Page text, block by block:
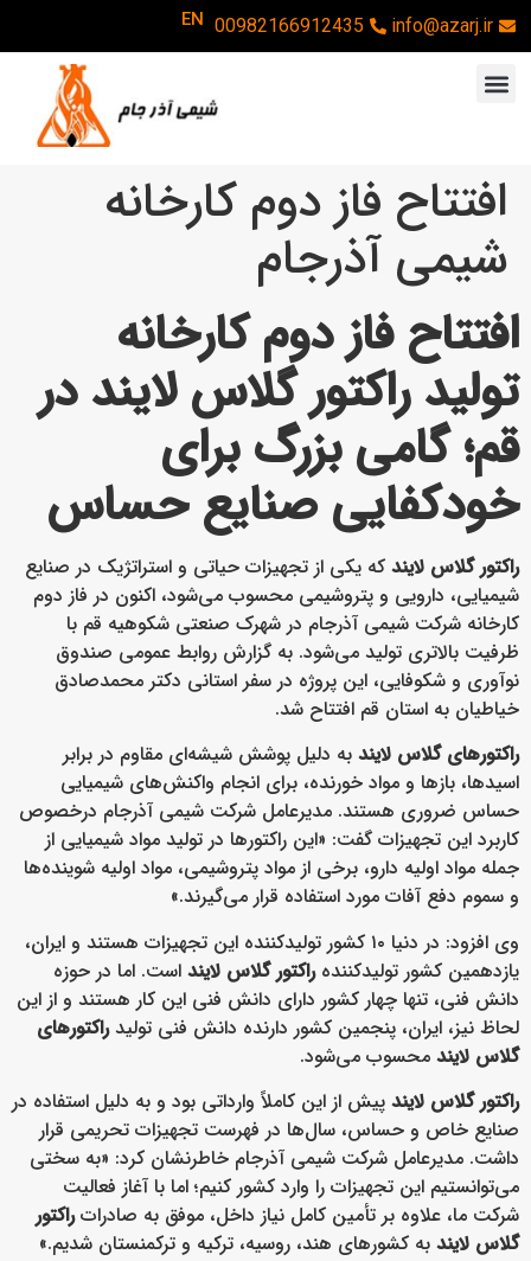
info@azarj.ir
00982166912435
EN
افتتاح فاز دوم کارخانه
شیمی آذرجام
افتتاح فاز دوم کارخانه
تولید راکتور گلاس لایند در
قم؛ گامی بزرگ برای
خودکفایی صنایع حساس
راکتور گلاس لایند که یکی از تجهیزات حیاتی و استراتژیک در صنایع
شیمیایی، دارویی و پتروشیمی محسوب می‌شود، اکنون در فاز دوم
کارخانه شرکت شیمی آذرجام در شهرک صنعتی شکوهیه قم با
ظرفیت بالاتری تولید می‌شود. به گزارش روابط عمومی صندوق
نوآوری و شکوفایی، این پروژه در سفر استانی دکتر محمدصادق
خیاطیان به استان قم افتتاح شد.
راکتورهای گلاس لایند به دلیل پوشش شیشه‌ای مقاوم در برابر
اسیدها، بازها و مواد خورنده، برای انجام واکنش‌های شیمیایی
حساس ضروری هستند. مدیرعامل شرکت شیمی آذرجام درخصوص
کاربرد این تجهیزات گفت: «این راکتورها در تولید مواد شیمیایی از
جمله مواد اولیه دارو، برخی از مواد پتروشیمی، مواد اولیه شوینده‌ها
و سموم دفع آفات مورد استفاده قرار می‌گیرند.»
وی افزود: در دنیا ۱۰ کشور تولیدکننده این تجهیزات هستند و ایران،
یازدهمین کشور تولیدکنندهراکتور گلاس لایند است. اما در حوزه
دانش فنی، تنها چهار کشور دارای دانش فنی این کار هستند و از این
لحاظ نیز، ایران، پنجمین کشور دارنده دانش فنی تولیدراکتورهای
گلاس لایند محسوب می‌شود.
راکتور گلاس لایند پیش از این کاملاً وارداتی بود و به دلیل استفاده در
صنایع خاص و حساس، سال‌ها در فهرست تجهیزات تحریمی قرار
داشت. مدیرعامل شرکت شیمی آذرجام خاطرنشان کرد: «به سختی
می‌توانستیم این تجهیزات را وارد کشور کنیم؛ اما با آغاز فعالیت
شرکت ما، علاوه بر تأمین کامل نیاز داخل، موفق به صادراتراکتور
گلاس لایند به کشورهای هند، روسیه، ترکیه و ترکمنستان شدیم.»